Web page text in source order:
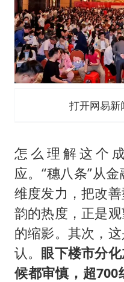
打开网易新
怎么理解这个
应。“穗八条”从
维度发力，把改
韵的热度，正是
的缩影。其次，
认。 眼下楼市分
候都审慎，超700